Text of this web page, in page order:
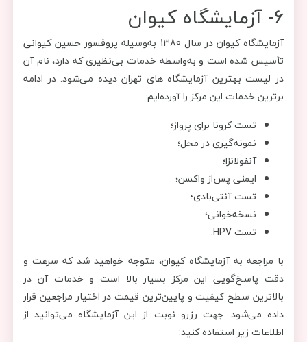
6- آزمایشگاه کیوان
آزمایشگاه کیوان در سال 1380 به‌وسیله پروفسور حسین کیوانی
تأسیس شده است و به‌واسطه خدمات بی‌نظیری که دارد، نام آن
در لیست بهترین آزمایشگاه های تهران دیده می‌شود. در ادامه
برترین خدمات این مرکز را آورده‌ایم:
تست کرونا برای پرواز؛
نمونه‌گیری در محل؛
آنفولانزا؛
ایمنی پس‌از واکسن؛
تست آنتی‌بادی؛
نسخه‌خوانی؛
تست HPV.
با مراجعه به آزمایشگاه کیوان، متوجه خواهید شد که سرعت و
دقت پاسخ‌گویی این مرکز بسیار بالا است و خدمات آن در
بالاترین سطح کیفیت و پایین‌ترین قیمت در اختیار مراجعین قرار
داده می‌شود. جهت رزرو نوبت از این آزمایشگاه می‌توانید از
اطلاعات زیر استفاده کنید: